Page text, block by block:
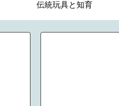
伝統玩具と知育